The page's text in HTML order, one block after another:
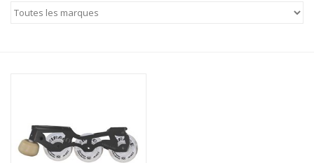
Pièces uniques Lamond